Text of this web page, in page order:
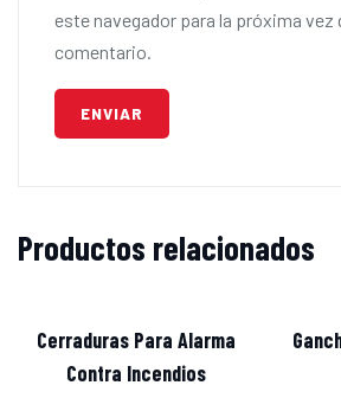
este navegador para la próxima vez
comentario.
Productos relacionados
Cerraduras Para Alarma
Contra Incendios